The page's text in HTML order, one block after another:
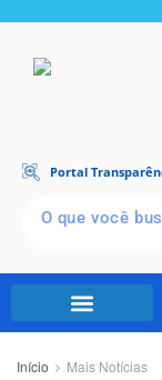
Portal
Início Mais Notícias